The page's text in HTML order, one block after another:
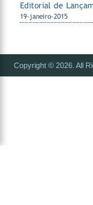
Editorial de
19-janeiro-2015
Copyright © 2026. All